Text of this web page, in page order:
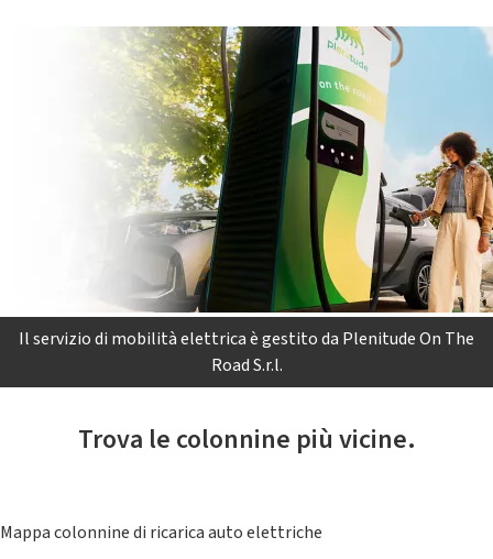
Il servizio di mobilità elettrica è gestito da Plenitude On The
Road S.r.l.
Trova le colonnine più vicine.
Mappa colonnine di ricarica auto elettriche